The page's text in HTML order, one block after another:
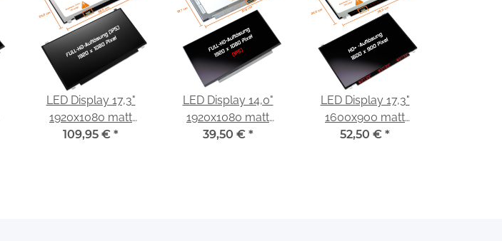
LED Display 17,3"
1920x1080 matt
passend für AUO
109,95 € *
LED Display 14,0"
1920x1080 matt
passend für BOE
39,50 € *
LED Display 17,3"
1600x900 matt
passend für AUO
52,50 € *